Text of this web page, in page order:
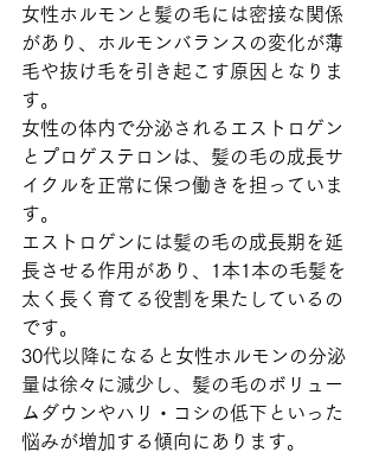
女性ホルモンと髪の毛には密接な関係
があり、ホルモンバランスの変化が薄
毛や抜け毛を引き起こす原因となりま
す。
女性の体内で分泌されるエストロゲン
とプロゲステロンは、髪の毛の成長サ
イクルを正常に保つ働きを担っていま
す。
エストロゲンには髪の毛の成長期を延
長させる作用があり、1本1本の毛髪を
太く長く育てる役割を果たしているの
です。
30代以降になると女性ホルモンの分泌
量は徐々に減少し、髪の毛のボリュー
ムダウンやハリ・コシの低下といった
悩みが増加する傾向にあります。